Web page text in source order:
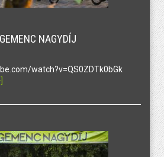
NAGYDÍJ
watch?v=QS0ZDTk0bGk